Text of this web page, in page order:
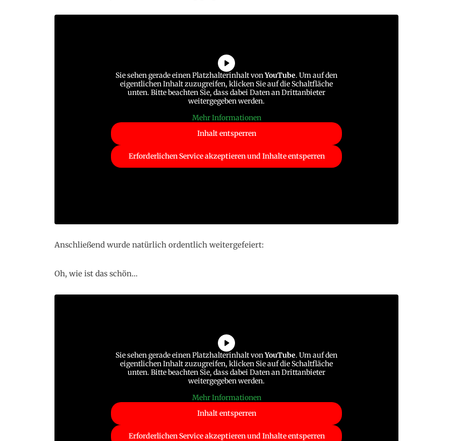
Sie sehen gerade einen Platzhalterinhalt vonYouTube. Um auf den
eigentlichen Inhalt zuzugreifen, klicken Sie auf die Schaltfläche
unten. Bitte beachten Sie, dass dabei Daten an Drittanbieter
weitergegeben werden.
Mehr Informationen
Inhalt entsperren
Erforderlichen Service akzeptieren und Inhalte entsperren
Anschließend wurde natürlich ordentlich weitergefeiert:
Oh, wie ist das schön…
Sie sehen gerade einen Platzhalterinhalt vonYouTube. Um auf den
eigentlichen Inhalt zuzugreifen, klicken Sie auf die Schaltfläche
unten. Bitte beachten Sie, dass dabei Daten an Drittanbieter
weitergegeben werden.
Mehr Informationen
Inhalt entsperren
Erforderlichen Service akzeptieren und Inhalte entsperren